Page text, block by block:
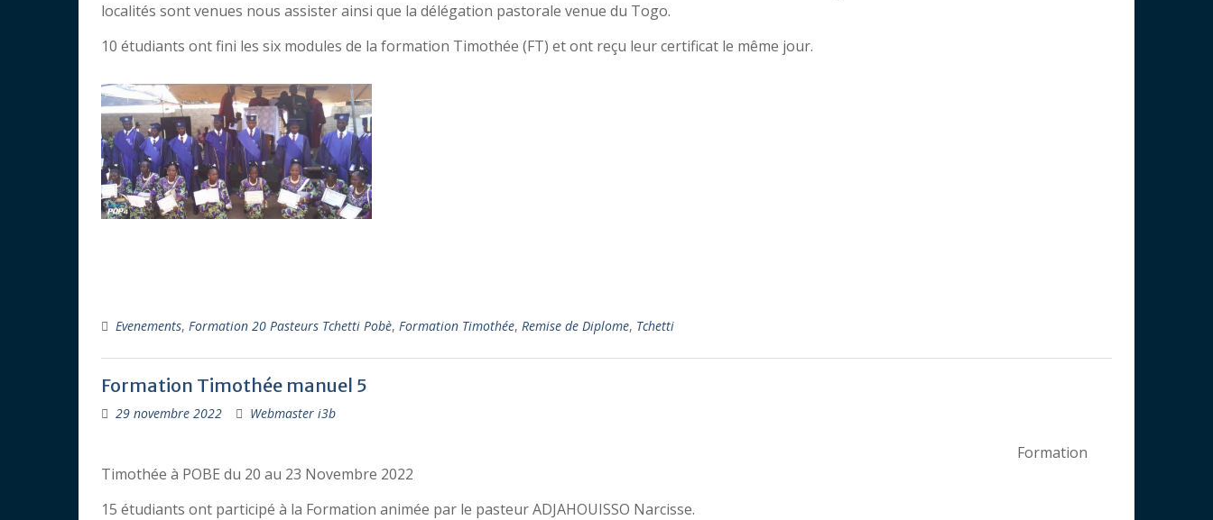
localités sont venues nous assister ainsi que la délégation pastorale venue du Togo.
10 étudiants ont fini les six modules de la formation Timothée (FT) et ont reçu leur certificat le même jour.
Evenements, Formation 20 Pasteurs Tchetti Pobè, Formation Timothée, Remise de Diplome, Tchetti
Formation Timothée manuel 5
29 novembre 2022 Webmaster i3b
Formation
Timothée à POBE du 20 au 23 Novembre 2022
15 étudiants ont participé à la Formation animée par le pasteur ADJAHOUISSO Narcisse.